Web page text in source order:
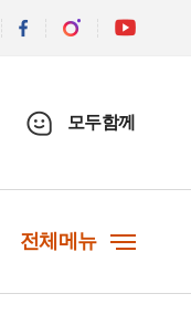
모두함께
전체메뉴